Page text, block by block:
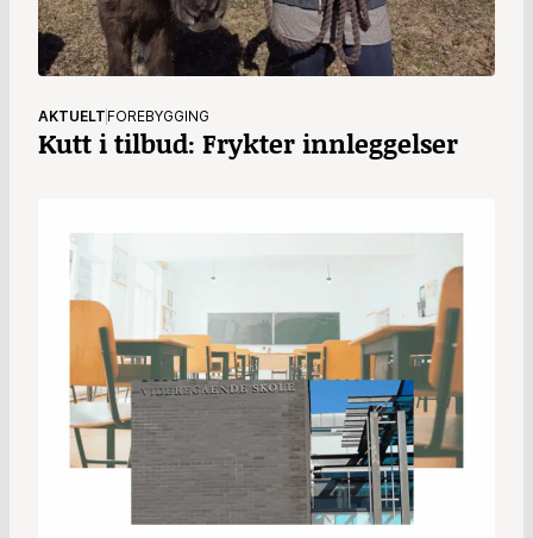
AKTUELT FOREBYGGING
Kutt i tilbud: Frykter innleggelser